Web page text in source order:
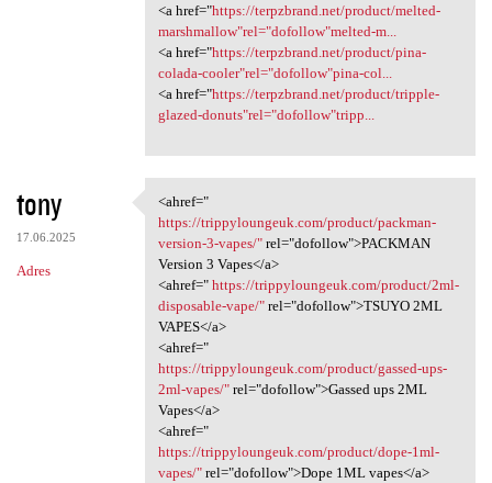
<a href="https://terpzbrand.net/product/melted-
marshmallow"rel="dofollow"melted-m...
<a href="https://terpzbrand.net/product/pina-
colada-cooler"rel="dofollow"pina-col...
<a href="https://terpzbrand.net/product/tripple-
glazed-donuts"rel="dofollow"tripp...
tony
17.06.2025
Adres
<ahref=" https:/
<ahref="
https://trippyloungeuk.com/product/packman-
version-3-vapes/"rel="dofollow">PACKMAN
Version 3 Vapes</a>
<ahref=" https://trippyloungeuk.com/product/2ml-
disposable-vape/"rel="dofollow">TSUYO 2ML
VAPES</a>
<ahref="
https://trippyloungeuk.com/product/gassed-ups-
2ml-vapes/"rel="dofollow">Gassed ups 2ML
Vapes</a>
<ahref="
https://trippyloungeuk.com/product/dope-1ml-
vapes/"rel="dofollow">Dope 1ML vapes</a>